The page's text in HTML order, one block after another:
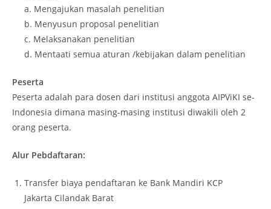
a. Mengajukan masalah penelitian
b. Menyusun proposal penelitian
c. Melaksanakan penelitian
d. Mentaati semua aturan /kebijakan dalam penelitian
Peserta
Peserta adalah para dosen dari institusi anggota AIPViKI se-
Indonesia dimana masing-masing institusi diwakili oleh 2
orang peserta.
Alur Pebdaftaran:
Transfer biaya pendaftaran ke Bank Mandiri KCP
Jakarta Cilandak Barat